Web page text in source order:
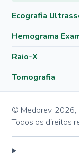
Ecografia
Hemograma
Raio-X
Tomografia
© Medprev, 2026,
Todos os direitos